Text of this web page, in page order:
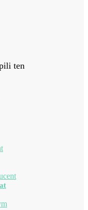
ten